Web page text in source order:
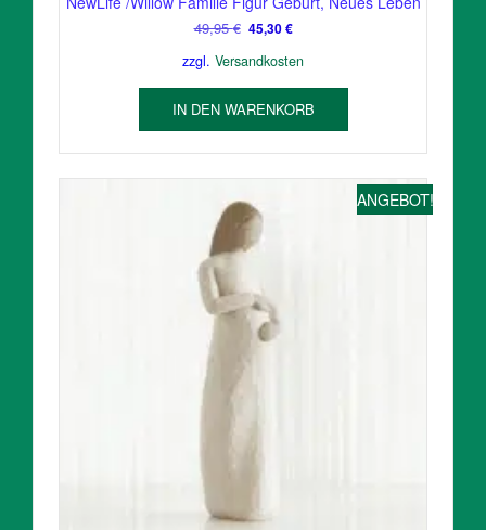
49,95€ Ursprünglicher
war:
49,95 €
45,30€Aktueller
ist:
45,30 €.
zzgl. Versandkosten
IN DEN WARENKORB
ANGEBOT!